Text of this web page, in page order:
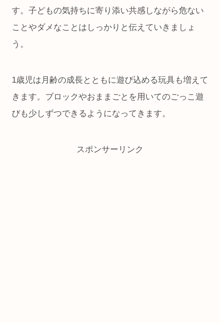
す。子どもの気持ちに寄り添い共感しながら危ない
ことやダメなことはしっかりと伝えていきましょ
う。
1歳児は月齢の成長とともに遊び込める玩具も増えて
きます。ブロックやおままごとを用いてのごっこ遊
びも少しずつできるようになってきます。
スポンサーリンク